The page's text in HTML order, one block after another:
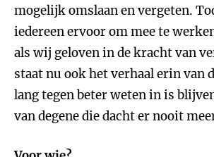
mogelijk omslaan en vergeten.
iedereen ervoor om mee te
als wij geloven in de kracht van
staat nu ook het verhaal erin van
lang tegen beter weten in is
van degene die dacht er nooit